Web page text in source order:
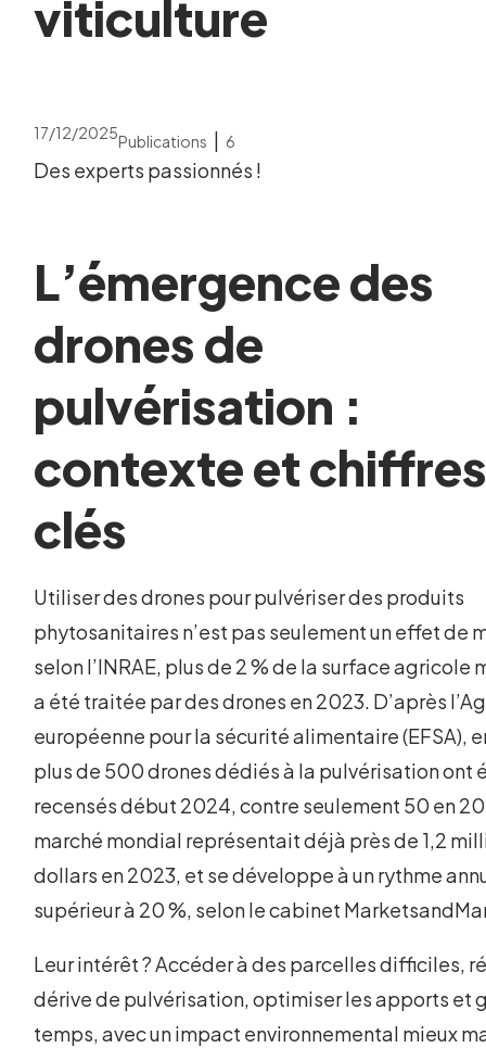
viticulture
17/12/2025Publications | 6
Des experts passionnés !
L’émergence des
drones de
pulvérisation :
contexte et
clés
Utiliser des drones pour pulvériser des produits
phytosanitaires n’est pas seulement un effet de
selon l’INRAE, plus de 2 % de la surface agricole
a été traitée par des drones en 2023. D’après
européenne pour la sécurité alimentaire (EFSA),
plus de 500 drones dédiés à la pulvérisation ont
recensés début 2024, contre seulement 50 en
marché mondial représentait déjà près de 1,2
dollars en 2023, et se développe à un rythme
supérieur à 20 %, selon le cabinet
Leur intérêt ? Accéder à des parcelles difficiles,
dérive de pulvérisation, optimiser les apports et
temps, avec un impact environnemental mieux